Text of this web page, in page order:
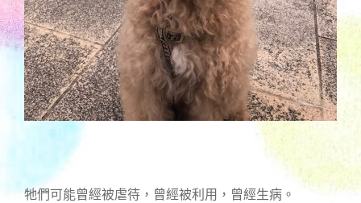
牠們可能曾經被虐待，曾經被利用，曾經生病。